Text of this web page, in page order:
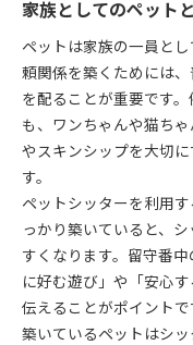
家族としてのペット
ペットは家族の一員と
頼関係を築くためには
を配ることが重要です
も、ワンちゃんや猫ち
やスキンシップを大切
す。
ペットシッターを利用
っかり築いていると、
すくなります。留守番
に好む遊び」や「安心
伝えることがポイント
築いているペットはシ